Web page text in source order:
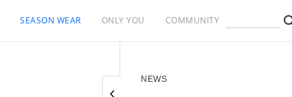
SEASON WEAR ONLY YOU COMMUNITY
NEWS